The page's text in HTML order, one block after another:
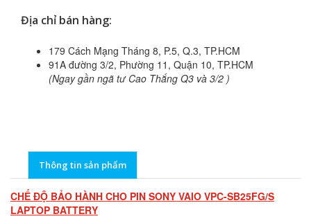
Địa chỉ bán hàng:
179 Cách Mạng Tháng 8, P.5, Q.3, TP.HCM
91A đường 3/2, Phường 11, Quận 10, TP.HCM
(Ngay gần ngã tư Cao Thắng Q3 và 3/2 )
Thông tin sản phẩm
CHẾ ĐỘ BẢO HÀNH CHO PIN SONY VAIO VPC-SB25FG/S
LAPTOP BATTERY